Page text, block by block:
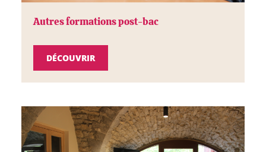
Autres formations post-bac
DÉCOUVRIR